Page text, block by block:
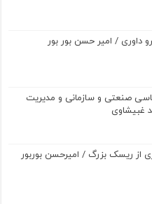
داوری / امیر حسن بور بور
صنعتی و سازمانی و مدیریت
غبیشاوی
از ریسک بزرگ / امیرحسن بوربور